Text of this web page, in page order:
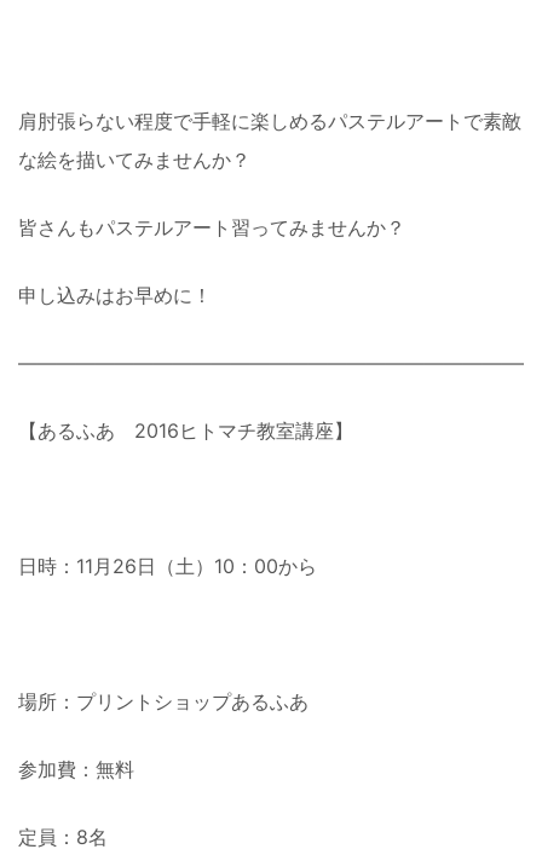
肩肘張らない程度で手軽に楽しめるパステルアートで素敵
な絵を描いてみませんか？
皆さんもパステルアート習ってみませんか？
申し込みはお早めに！
【あるふあ 2016ヒトマチ教室講座】
日時：11月26日（土）10：00から
場所：プリントショップあるふあ
参加費：無料
定員：8名